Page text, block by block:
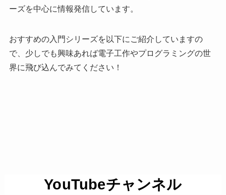
ーズを中心に情報発信しています。
おすすめの入門シリーズを以下にご紹介していますの
で、少しでも興味あれば電子工作やプログラミングの世
界に飛び込んでみてください！
YouTubeチャンネル